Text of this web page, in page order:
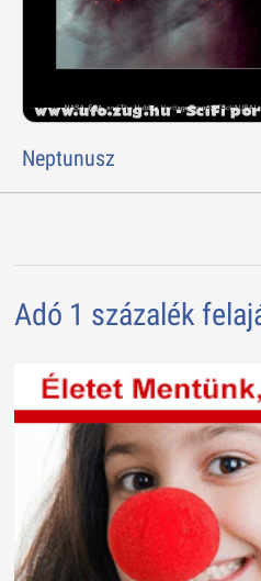
Neptunusz
Adó 1 százalék